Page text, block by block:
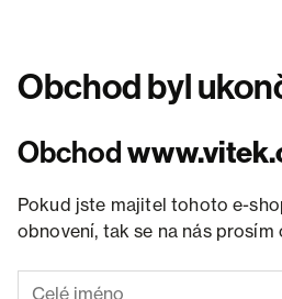
Obchod byl
Obchod
Pokud jste majitel tohoto e-
obnovení, tak se na nás prosím